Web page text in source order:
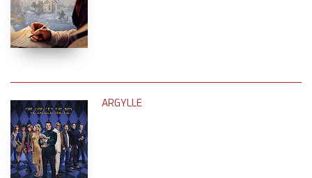
ARGYLLE